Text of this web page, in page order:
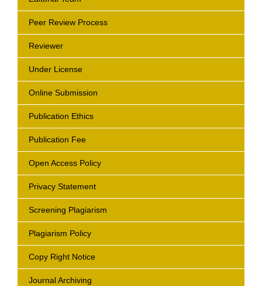
Peer Review Process
Reviewer
Under License
Online Submission
Publication Ethics
Publication Fee
Open Access Policy
Privacy Statement
Screening Plagiarism
Plagiarism Policy
Copy Right Notice
Journal Archiving